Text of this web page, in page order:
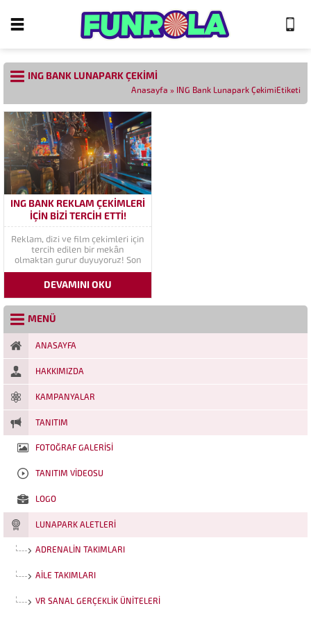
ING BANK LUNAPARK ÇEKIMI
Anasayfa » ING Bank Lunapark ÇekimiEtiketi
ING BANK REKLAM ÇEKIMLERI
İÇIN BIZI TERCIH ETTI!
Reklam, dizi ve film çekimleri için
tercih edilen bir mekân
olmaktan gurur duyuyoruz! Son
olarak, ING Bank Türkiye’nin
yayınladığı reklam filmi
lunaparkımızda çekildi! Bu özel
projede, rengârenk atmosferimiz
ve eğlence dolu alanlarımız
profesyonel bir prodüksiyonla
buluştu. Aşağıdaki bağlantıdan
izleyebileceğiniz bu...
DEVAMINI OKU
MENÜ
ANASAYFA
HAKKIMIZDA
KAMPANYALAR
TANITIM
FOTOĞRAF GALERISI
TANITIM VIDEOSU
LOGO
LUNAPARK ALETLERI
ADRENALIN TAKIMLARI
AILE TAKIMLARI
VR SANAL GERÇEKLIK ÜNITELERI